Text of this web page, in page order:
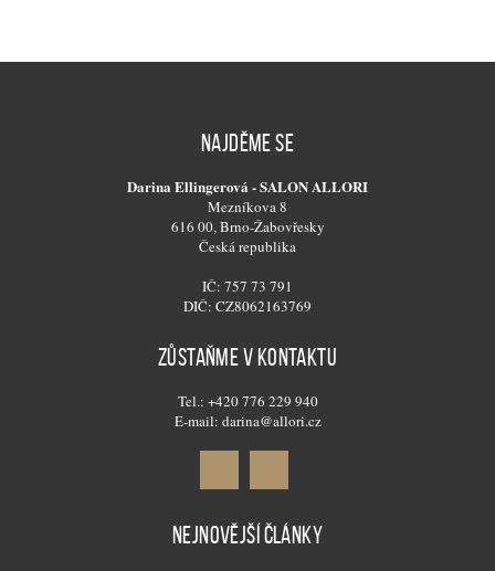
NAJDĚME SE
Darina Ellingerová - SALON ALLORI
Mezníkova 8
616 00, Brno-Žabovřesky
Česká republika
IČ: 757 73 791
DIČ: CZ8062163769
ZŮSTAŇME V KONTAKTU
Tel.: +420 776 229 940
E-mail: darina@allori.cz
NEJNOVĚJŠÍ ČLÁNKY